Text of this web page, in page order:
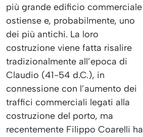
più grande edificio commerciale
ostiense e, probabilmente, uno
dei più antichi. La loro
costruzione viene fatta risalire
tradizionalmente all’epoca di
Claudio (41-54 d.C.), in
connessione con l’aumento dei
traffici commerciali legati alla
costruzione del porto, ma
recentemente Filippo Coarelli ha